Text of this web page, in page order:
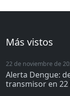
Más vistos
22 de noviembre de
Alerta Dengue:
transmisor en